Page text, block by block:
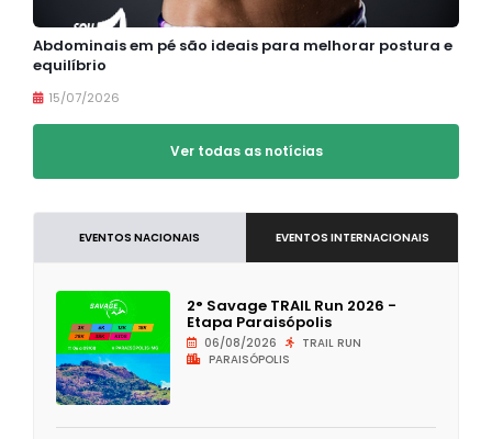
Abdominais em pé são ideais para melhorar postura e
equilíbrio
15/07/2026
Ver todas as notícias
EVENTOS NACIONAIS EVENTOS INTERNACIONAIS
2° Savage TRAIL Run 2026 -
Etapa Paraisópolis
06/08/2026
TRAIL RUN
PARAISÓPOLIS